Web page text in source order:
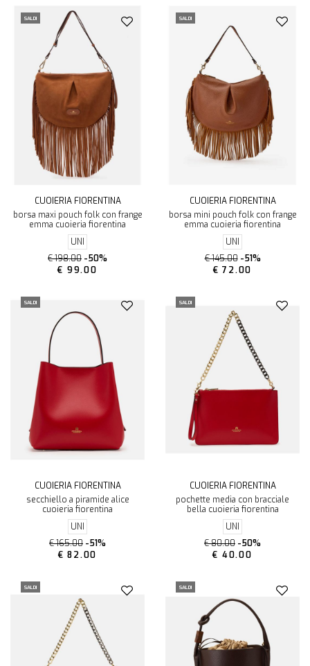
SALDI
CUOIERIA FIORENTINA
borsa maxi pouch folk con frange
emma cuoieria fiorentina
UNI
€ 198.00 -50%
€ 99.00
SALDI
CUOIERIA FIORENTINA
borsa mini pouch folk con frange
emma cuoieria fiorentina
UNI
€ 145.00 -51%
€ 72.00
SALDI
CUOIERIA FIORENTINA
secchiello a piramide alice
cuoieria fiorentina
UNI
€ 165.00 -51%
€ 82.00
SALDI
CUOIERIA FIORENTINA
pochette media con bracciale
bella cuoieria fiorentina
UNI
€ 80.00 -50%
€ 40.00
SALDI SALDI